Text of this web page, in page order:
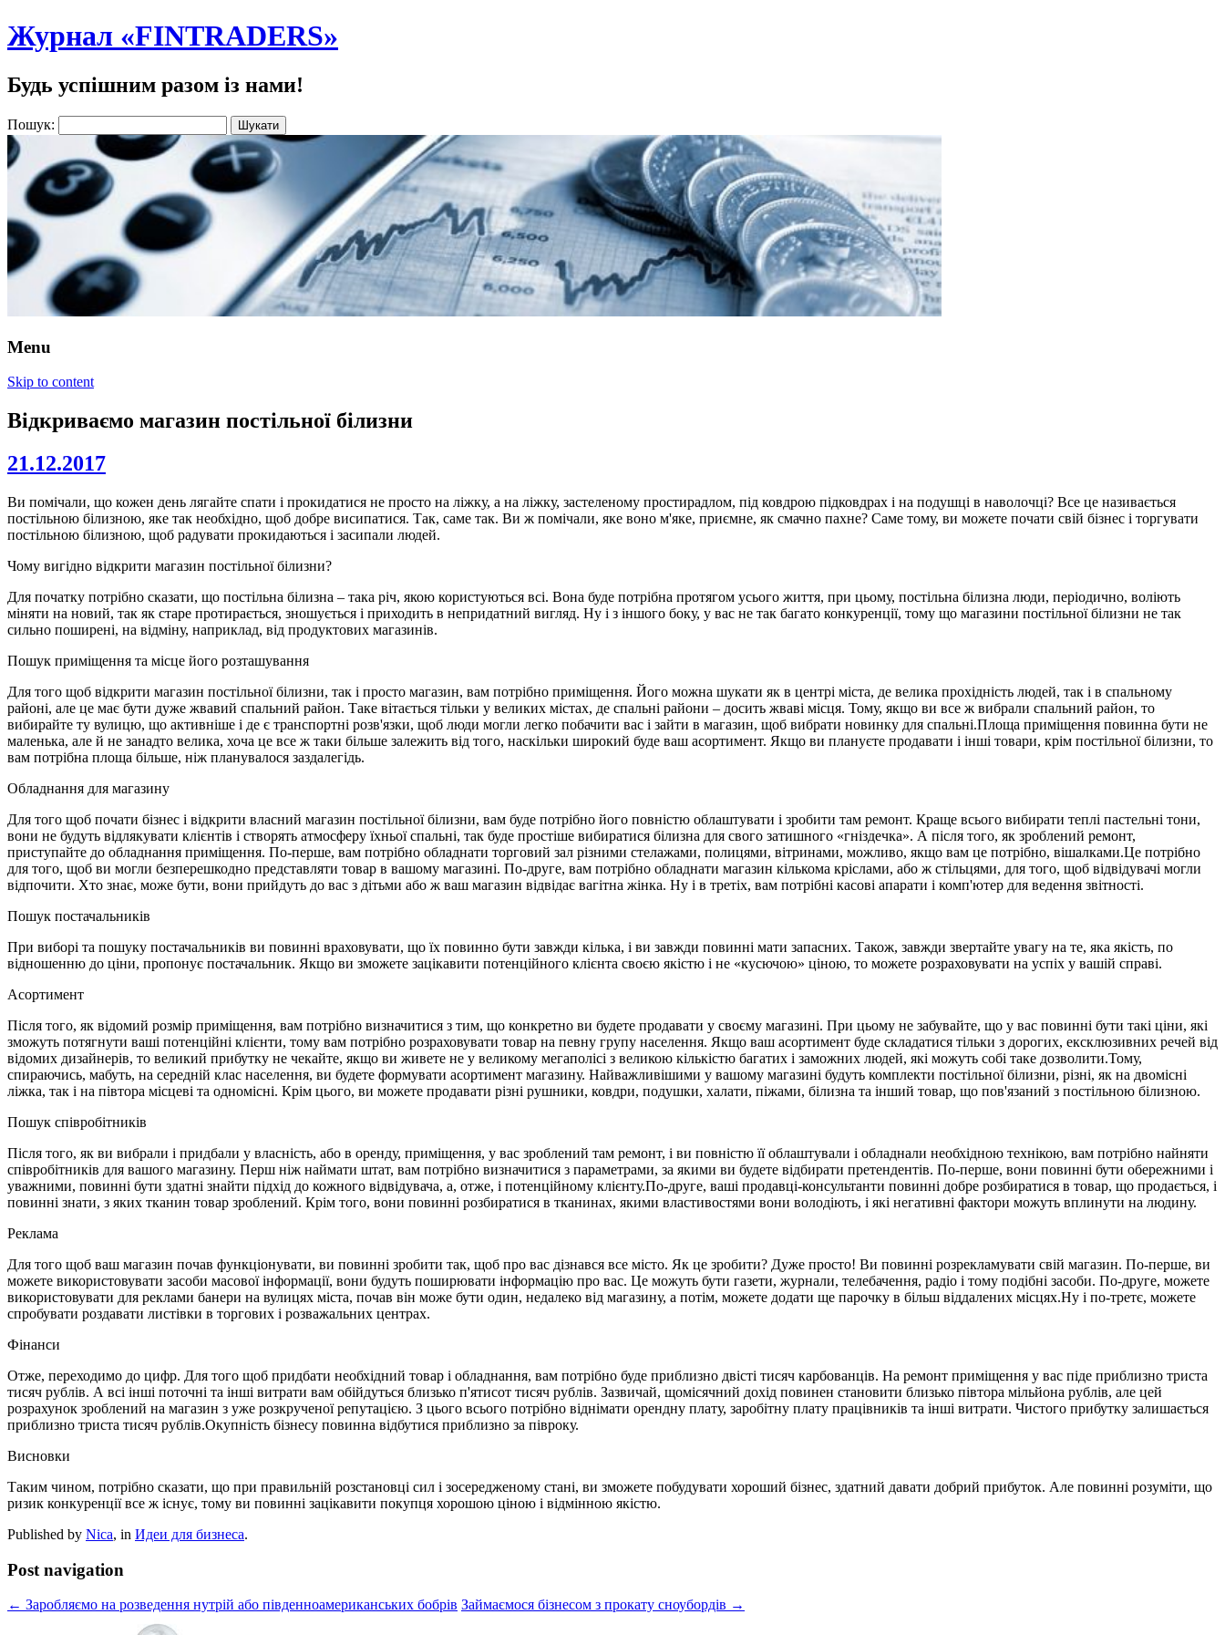
Журнал «FINTRADERS»
Будь успішним разом із нами!
Пошук:
Menu
Skip to content
Відкриваємо магазин постільної білизни
21.12.2017
Ви помічали, що кожен день лягайте спати і прокидатися не просто на ліжку, а на ліжку, застеленому простирадлом, під ковдрою підковдрах і на подушці в наволочці? Все це називається
постільною білизною, яке так необхідно, щоб добре висипатися. Так, саме так. Ви ж помічали, яке воно м'яке, приємне, як смачно пахне? Саме тому, ви можете почати свій бізнес і торгувати
постільною білизною, щоб радувати прокидаються і засипали людей.
Чому вигідно відкрити магазин постільної білизни?
Для початку потрібно сказати, що постільна білизна – така річ, якою користуються всі. Вона буде потрібна протягом усього життя, при цьому, постільна білизна люди, періодично, воліють
міняти на новий, так як старе протирається, зношується і приходить в непридатний вигляд. Ну і з іншого боку, у вас не так багато конкуренції, тому що магазини постільної білизни не так
сильно поширені, на відміну, наприклад, від продуктових магазинів.
Пошук приміщення та місце його розташування
Для того щоб відкрити магазин постільної білизни, так і просто магазин, вам потрібно приміщення. Його можна шукати як в центрі міста, де велика прохідність людей, так і в спальному
районі, але це має бути дуже жвавий спальний район. Таке вітається тільки у великих містах, де спальні райони – досить жваві місця. Тому, якщо ви все ж вибрали спальний район, то
вибирайте ту вулицю, що активніше і де є транспортні розв'язки, щоб люди могли легко побачити вас і зайти в магазин, щоб вибрати новинку для спальні.Площа приміщення повинна бути не
маленька, але й не занадто велика, хоча це все ж таки більше залежить від того, наскільки широкий буде ваш асортимент. Якщо ви плануєте продавати і інші товари, крім постільної білизни, то
вам потрібна площа більше, ніж планувалося заздалегідь.
Обладнання для магазину
Для того щоб почати бізнес і відкрити власний магазин постільної білизни, вам буде потрібно його повністю облаштувати і зробити там ремонт. Краще всього вибирати теплі пастельні тони,
вони не будуть відлякувати клієнтів і створять атмосферу їхньої спальні, так буде простіше вибиратися білизна для свого затишного «гніздечка». А після того, як зроблений ремонт,
приступайте до обладнання приміщення. По-перше, вам потрібно обладнати торговий зал різними стелажами, полицями, вітринами, можливо, якщо вам це потрібно, вішалками.Це потрібно
для того, щоб ви могли безперешкодно представляти товар в вашому магазині. По-друге, вам потрібно обладнати магазин кількома кріслами, або ж стільцями, для того, щоб відвідувачі могли
відпочити. Хто знає, може бути, вони прийдуть до вас з дітьми або ж ваш магазин відвідає вагітна жінка. Ну і в третіх, вам потрібні касові апарати і комп'ютер для ведення звітності.
Пошук постачальників
При виборі та пошуку постачальників ви повинні враховувати, що їх повинно бути завжди кілька, і ви завжди повинні мати запасних. Також, завжди звертайте увагу на те, яка якість, по
відношенню до ціни, пропонує постачальник. Якщо ви зможете зацікавити потенційного клієнта своєю якістю і не «кусючою» ціною, то можете розраховувати на успіх у вашій справі.
Асортимент
Після того, як відомий розмір приміщення, вам потрібно визначитися з тим, що конкретно ви будете продавати у своєму магазині. При цьому не забувайте, що у вас повинні бути такі ціни, які
зможуть потягнути ваші потенційні клієнти, тому вам потрібно розраховувати товар на певну групу населення. Якщо ваш асортимент буде складатися тільки з дорогих, ексклюзивних речей від
відомих дизайнерів, то великий прибутку не чекайте, якщо ви живете не у великому мегаполісі з великою кількістю багатих і заможних людей, які можуть собі таке дозволити.Тому,
спираючись, мабуть, на середній клас населення, ви будете формувати асортимент магазину. Найважливішими у вашому магазині будуть комплекти постільної білизни, різні, як на двомісні
ліжка, так і на півтора місцеві та одномісні. Крім цього, ви можете продавати різні рушники, ковдри, подушки, халати, піжами, білизна та інший товар, що пов'язаний з постільною білизною.
Пошук співробітників
Після того, як ви вибрали і придбали у власність, або в оренду, приміщення, у вас зроблений там ремонт, і ви повністю її облаштували і обладнали необхідною технікою, вам потрібно найняти
співробітників для вашого магазину. Перш ніж наймати штат, вам потрібно визначитися з параметрами, за якими ви будете відбирати претендентів. По-перше, вони повинні бути обережними і
уважними, повинні бути здатні знайти підхід до кожного відвідувача, а, отже, і потенційному клієнту.По-друге, ваші продавці-консультанти повинні добре розбиратися в товар, що продається, і
повинні знати, з яких тканин товар зроблений. Крім того, вони повинні розбиратися в тканинах, якими властивостями вони володіють, і які негативні фактори можуть вплинути на людину.
Реклама
Для того щоб ваш магазин почав функціонувати, ви повинні зробити так, щоб про вас дізнався все місто. Як це зробити? Дуже просто! Ви повинні розрекламувати свій магазин. По-перше, ви
можете використовувати засоби масової інформації, вони будуть поширювати інформацію про вас. Це можуть бути газети, журнали, телебачення, радіо і тому подібні засоби. По-друге, можете
використовувати для реклами банери на вулицях міста, почав він може бути один, недалеко від магазину, а потім, можете додати ще парочку в більш віддалених місцях.Ну і по-третє, можете
спробувати роздавати листівки в торгових і розважальних центрах.
Фінанси
Отже, переходимо до цифр. Для того щоб придбати необхідний товар і обладнання, вам потрібно буде приблизно двісті тисяч карбованців. На ремонт приміщення у вас піде приблизно триста
тисяч рублів. А всі інші поточні та інші витрати вам обійдуться близько п'ятисот тисяч рублів. Зазвичай, щомісячний дохід повинен становити близько півтора мільйона рублів, але цей
розрахунок зроблений на магазин з уже розкрученої репутацією. З цього всього потрібно віднімати орендну плату, заробітну плату працівників та інші витрати. Чистого прибутку залишається
приблизно триста тисяч рублів.Окупність бізнесу повинна відбутися приблизно за півроку.
Висновки
Таким чином, потрібно сказати, що при правильній розстановці сил і зосередженому стані, ви зможете побудувати хороший бізнес, здатний давати добрий прибуток. Але повинні розуміти, що
ризик конкуренції все ж існує, тому ви повинні зацікавити покупця хорошою ціною і відмінною якістю.
Published by Nica, in Идеи для бизнеса.
Post navigation
← Заробляємо на розведення нутрій або південноамериканських бобрів Займаємося бізнесом з прокату сноубордів →